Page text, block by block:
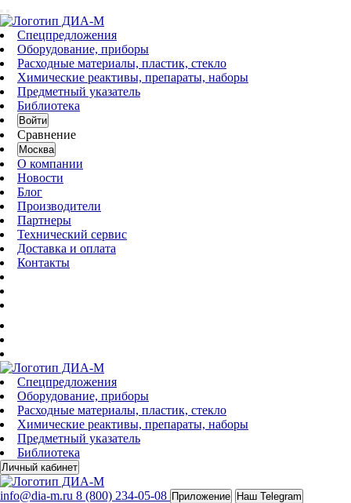
Спецпредложения
Оборудование, приборы
Расходные материалы, пластик, стекло
Химические реактивы, препараты, наборы
Предметный указатель
Библиотека
Войти
Сравнение
Москва
О компании
Новости
Блог
Производители
Партнеры
Технический сервис
Доставка и оплата
Контакты
Спецпредложения
Оборудование, приборы
Расходные материалы, пластик, стекло
Химические реактивы, препараты, наборы
Предметный указатель
Библиотека
Личный кабинет
info@dia-m.ru 8 (800) 234-05-08 Приложение Наш Telegram